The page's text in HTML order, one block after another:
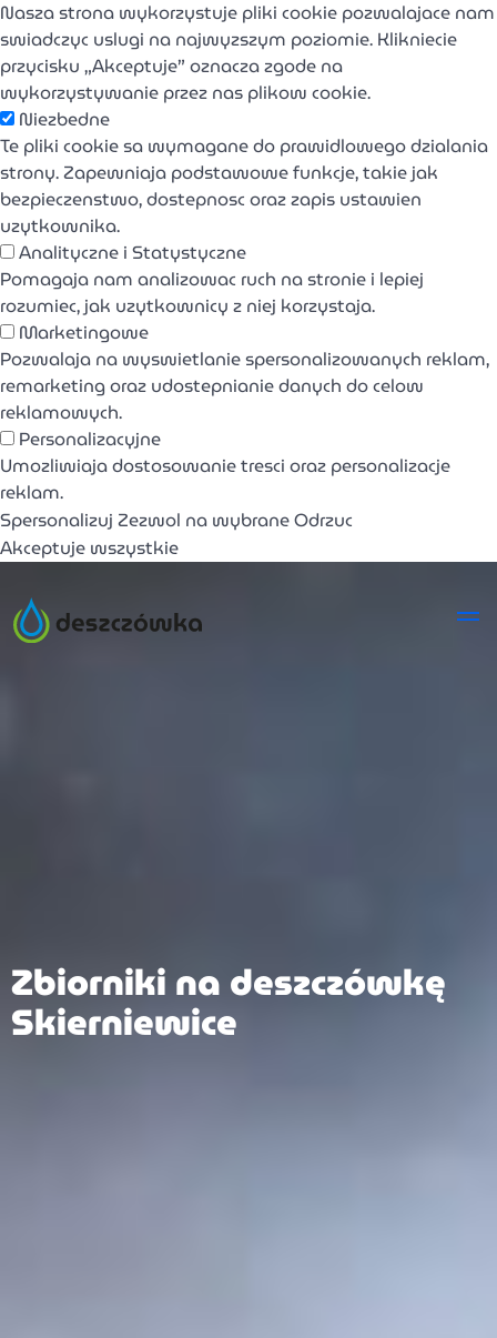
Nasza strona wykorzystuje pliki cookie pozwalajace nam
swiadczyc uslugi na najwyzszym poziomie. Klikniecie
przycisku „Akceptuje” oznacza zgode na
wykorzystywanie przez nas plikow cookie.
Niezbedne
Te pliki cookie sa wymagane do prawidlowego dzialania
strony. Zapewniaja podstawowe funkcje, takie jak
bezpieczenstwo, dostepnosc oraz zapis ustawien
uzytkownika.
Analityczne i Statystyczne
Pomagaja nam analizowac ruch na stronie i lepiej
rozumiec, jak uzytkownicy z niej korzystaja.
Marketingowe
Pozwalaja na wyswietlanie spersonalizowanych reklam,
remarketing oraz udostepnianie danych do celow
reklamowych.
Personalizacyjne
Umozliwiaja dostosowanie tresci oraz personalizacje
reklam.
Spersonalizuj Zezwol na wybraneOdrzuc
Akceptuje wszystkie
Zbiorniki na deszczówkę
Skierniewice